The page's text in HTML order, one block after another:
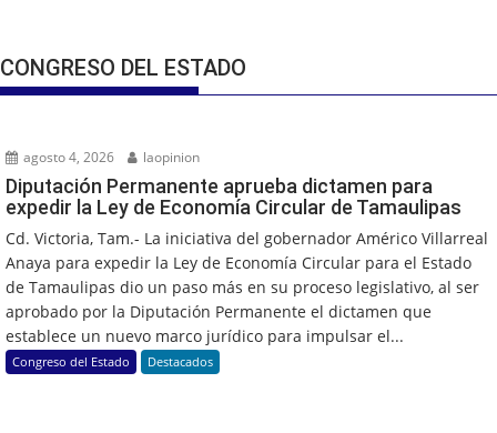
CONGRESO DEL ESTADO
agosto 4, 2026 laopinion
Diputación Permanente aprueba dictamen para
expedir la Ley de Economía Circular de Tamaulipas
Cd. Victoria, Tam.- La iniciativa del gobernador Américo Villarreal
Anaya para expedir la Ley de Economía Circular para el Estado
de Tamaulipas dio un paso más en su proceso legislativo, al ser
aprobado por la Diputación Permanente el dictamen que
establece un nuevo marco jurídico para impulsar el...
Congreso del Estado Destacados